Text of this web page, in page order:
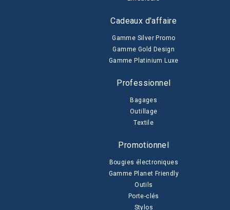
Cadeaux d'affaire
Gamme Silver Promo
Gamme Gold Design
Gamme Platinium Luxe
Professionnel
Bagages
Outillage
Textile
Promotionnel
Bougies électroniques
Gamme Planet Friendly
Outils
Porte-clés
Stylos